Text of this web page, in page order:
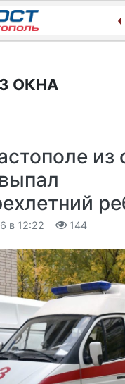
ОКНА
из
в 12:22 144